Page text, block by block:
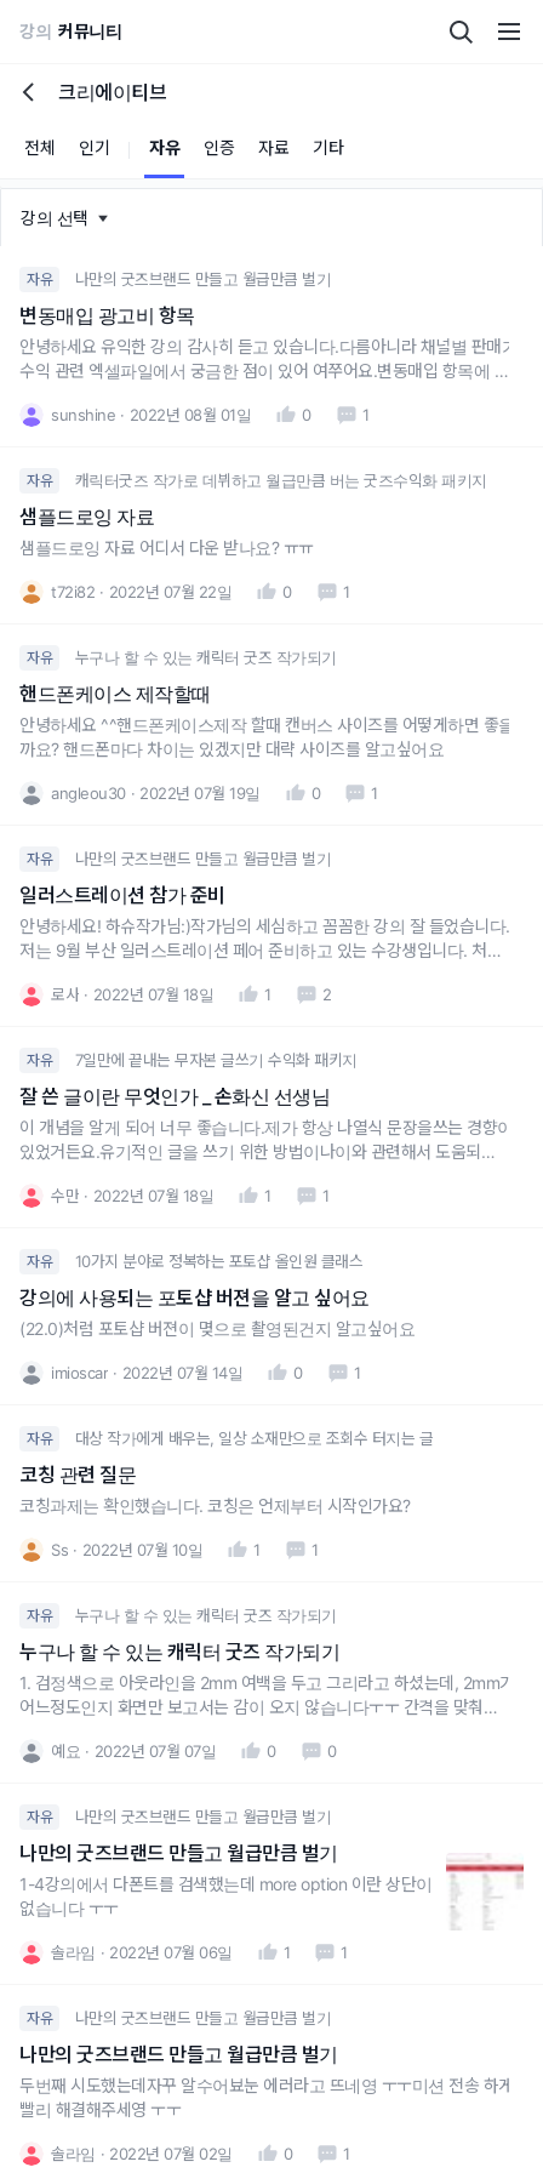
강의 커뮤니티
크리에이티브
전체 인기 자유 인증 자료 기타
강의 선택
자유 나만의 굿즈브랜드 만들고 월급만큼 벌기
변동매입 광고비 항목
안녕하세요 유익한 강의 감사히 듣고 있습니다.다름아니라 채널별 판매가
수익 관련 엑셀파일에서 궁금한 점이 있어 여쭈어요.변동매입 항목에 광
려워서요~부가세는 할인될수록 매출이 줄어드니 함께 줄어드는거겠구나
sunshine 2022년 08월 01일 0 1
자유 캐릭터굿즈 작가로 데뷔하고 월급만큼 버는 굿즈수익화 패키지
샘플드로잉 자료
샘플드로잉 자료 어디서 다운 받나요? ㅠㅠ
t72i82 2022년 07월 22일 0 1
자유 누구나 할 수 있는 캐릭터 굿즈 작가되기
핸드폰케이스 제작할때
안녕하세요 ^^핸드폰케이스제작 할때 캔버스 사이즈를 어떻게하면 좋을
까요? 핸드폰마다 차이는 있겠지만 대략 사이즈를 알고싶어요
angleou30 2022년 07월 19일 0 1
자유 나만의 굿즈브랜드 만들고 월급만큼 벌기
일러스트레이션 참가 준비
안녕하세요! 하슈작가님:)작가님의 세심하고 꼼꼼한 강의 잘 들었습니다.
저는 9월 부산 일러스트레이션 페어 준비하고 있는 수강생입니다. 처음
안잡히는데어떻게 하면 좋을까요?그리고 혹시 일러스트레이션 첫 참가자
로사 2022년 07월 18일 1 2
자유 7일만에 끝내는 무자본 글쓰기 수익화 패키지
잘 쓴 글이란 무엇인가 _ 손화신 선생님
이 개념을 알게 되어 너무 좋습니다.제가 항상 나열식 문장을쓰는 경향이
있었거든요.유기적인 글을 쓰기 위한 방법이나이와 관련해서 도움되는 개
수만 2022년 07월 18일 1 1
자유 10가지 분야로 정복하는 포토샵 올인원 클래스
강의에 사용되는 포토샵 버젼을 알고 싶어요
(22.0)처럼 포토샵 버젼이 몆으로 촬영된건지 알고싶어요
imioscar 2022년 07월 14일 0 1
자유 대상 작가에게 배우는, 일상 소재만으로 조회수 터지는 글
코칭 관련 질문
코칭과제는 확인했습니다. 코칭은 언제부터 시작인가요?
Ss 2022년 07월 10일 1 1
자유 누구나 할 수 있는 캐릭터 굿즈 작가되기
누구나 할 수 있는 캐릭터 굿즈 작가되기
1. 검정색으로 아웃라인을 2mm 여백을 두고 그리라고 하셨는데, 2mm가
어느정도인지 화면만 보고서는 감이 오지 않습니다ㅜㅜ 간격을 맞춰서 그
로 2mm를 가늠하기엔 불안한데, 조금 더 정확하게 맞추는 방법은 없을까
예요 2022년 07월 07일 0 0
자유 나만의 굿즈브랜드 만들고 월급만큼 벌기
나만의 굿즈브랜드 만들고 월급만큼 벌기
1-4강의에서 다폰트를 검색했는데 more option 이란 상단이
없습니다 ㅜㅜ
솔라임 2022년 07월 06일 1 1
자유 나만의 굿즈브랜드 만들고 월급만큼 벌기
나만의 굿즈브랜드 만들고 월급만큼 벌기
두번째 시도했는데자꾸 알수어뵤눈 에러라고 뜨네영 ㅜㅜ미션 전송 하게
빨리 해결해주세영 ㅜㅜ
솔라임 2022년 07월 02일 0 1